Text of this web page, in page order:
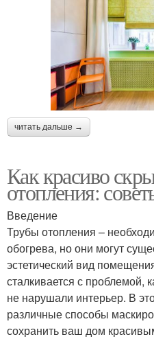
читать дальше →
Как красиво
отопления:
Введение
Трубы отопления –
обогрева, но они могут
эстетический вид
сталкивается с проблемой,
не нарушали интерьер. В
различные способы
сохранить ваш дом